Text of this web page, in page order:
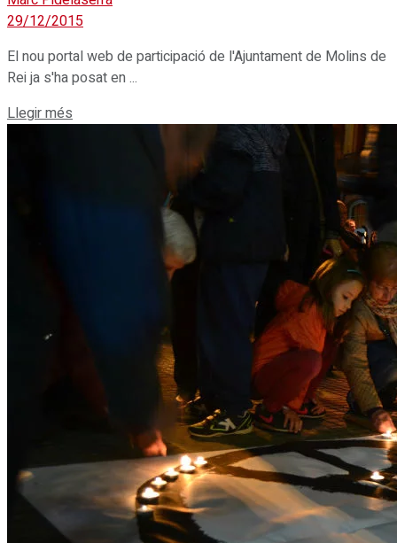
29/12/2015
El nou portal web de participació de l'Ajuntament de Molins de
Rei ja s'ha posat en ...
Llegir més